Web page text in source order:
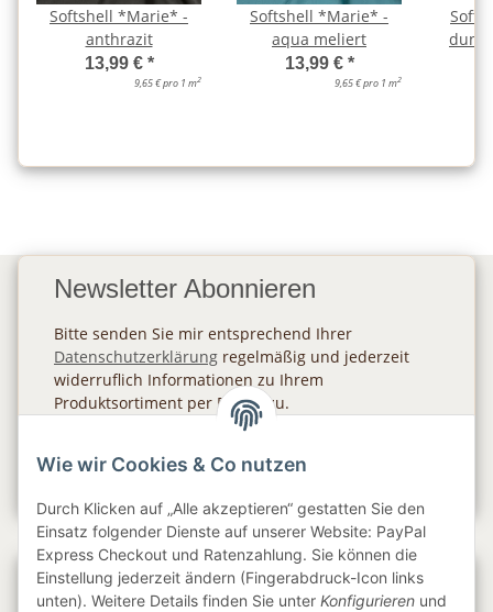
Softshell *Marie* -
anthrazit
13,99 € *
9,65 € pro 1 m2
Softshell *Marie* -
aqua meliert
13,99 € *
9,65 € pro 1 m2
Newsletter Abonnieren
Bitte senden Sie mir entsprechend Ihrer
Datenschutzerklärung regelmäßig und jederzeit
widerruflich Informationen zu Ihrem
Produktsortiment per E-Mail zu.
Gesetzliche Informationen
Wie wir Cookies & Co nutzen
Durch Klicken auf „Alle akzeptieren“ gestatten Sie den
Einsatz folgender Dienste auf unserer Website: PayPal
Express Checkout und Ratenzahlung. Sie können die
Einstellung jederzeit ändern (Fingerabdruck-Icon links
unten). Weitere Details finden Sie unter Konfigurieren und